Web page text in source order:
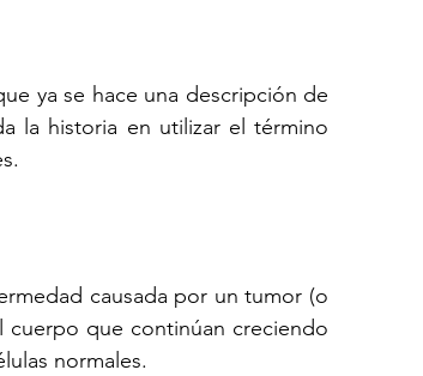
ya se hace una descripción de
la historia en utilizar el término
causada por un tumor (o
cuerpo que continúan creciendo
normales.